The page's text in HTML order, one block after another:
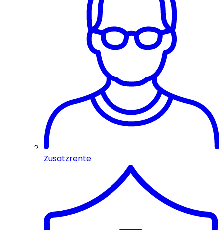
Zusatzrente